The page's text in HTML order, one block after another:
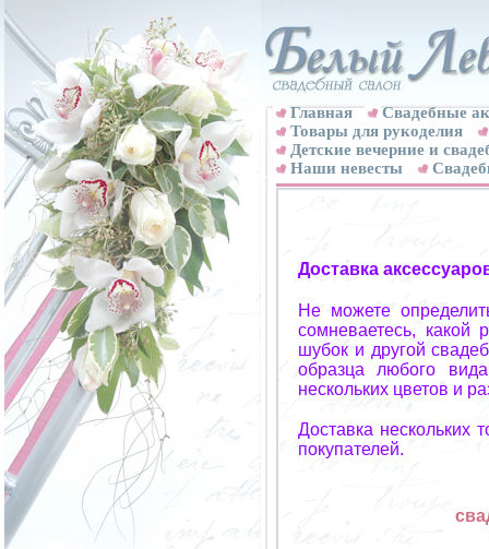
Главная
Свадебные
Товары для рукоделия
Детские вечерние и
Наши невесты
Доставка
Не можете
сомневаетесь, какой
шубок и другой
образца любого
нескольких цветов и
Доставка нескольких
покупателей.